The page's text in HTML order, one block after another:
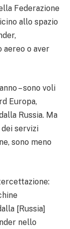
Federazione
allo spazio
o aver
– sono voli
Europa,
Russia. Ma
servizi
sono meno
[Russia]
nello